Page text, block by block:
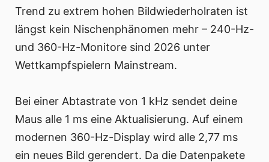
Trend zu extrem hohen Bildwiederholraten ist
längst kein Nischenphänomen mehr – 240-Hz-
und 360-Hz-Monitore sind 2026 unter
Wettkampfspielern Mainstream.
Bei einer Abtastrate von 1 kHz sendet deine
Maus alle 1 ms eine Aktualisierung. Auf einem
modernen 360-Hz-Display wird alle 2,77 ms
ein neues Bild gerendert. Da die Datenpakete